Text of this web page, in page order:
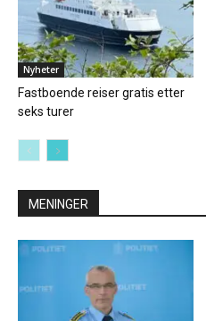
Nyheter
Fastboende reiser gratis etter
seks turer
MENINGER